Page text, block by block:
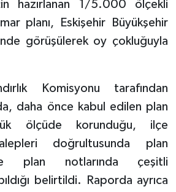
hazırlanan 1/5.000 ölçekli
planı, Eskişehir Büyükşehir
görüşülerek oy çokluğuyla
Komisyonu tarafından
daha önce kabul edilen plan
ölçüde korunduğu, ilçe
doğrultusunda plan
plan notlarında çeşitli
belirtildi. Raporda ayrıca